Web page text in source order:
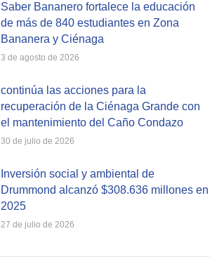
Saber Bananero fortalece la educación
de más de 840 estudiantes en Zona
Bananera y Ciénaga
3 de agosto de 2026
continúa las acciones para la
recuperación de la Ciénaga Grande con
el mantenimiento del Caño Condazo
30 de julio de 2026
Inversión social y ambiental de
Drummond alcanzó $308.636 millones en
2025
27 de julio de 2026